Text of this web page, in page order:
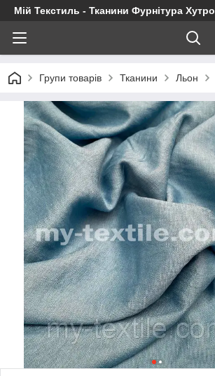
Мій Текстиль - Тканини Фурнітура Хутро
Групи товарів Тканини Льон